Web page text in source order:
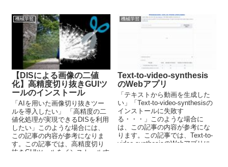
機械学習
【DISによる画像の二値
化】高精度切り抜きGUIツ
ールのインストール
「AIを用いた画像切り抜きツー
ルを導入したい」 「高精度の二
値化処理が実現できるDISを利用
したい」このような場合には、
この記事の内容が参考になりま
す。この記事では、高精度切り
抜きGUIツールをインストールす
機械学習
Text-to-video-synthesis
のWebアプリ
「テキストから動画を生成した
い」「Text-to-video-synthesisの
インストールに失敗す
る・・・」このような場合に
は、この記事の内容が参考にな
ります。この記事では、Text-to-
video-synthesisのWebアプリに